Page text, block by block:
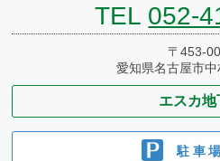
TEL 052-
〒453-
愛知県名古屋市
エスカ地
駐車